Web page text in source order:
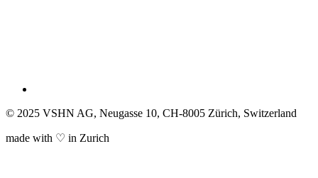
© 2025 VSHN AG, Neugasse 10, CH-8005 Zürich, Switzerland
made with ♡ in Zurich